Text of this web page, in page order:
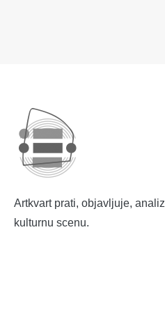
Artkvart prati, objavljuje,
kulturnu scenu.